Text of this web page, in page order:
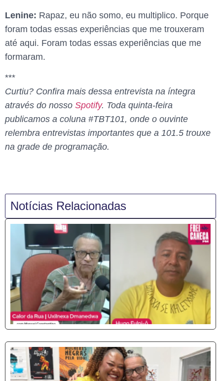
Lenine: Rapaz, eu não somo, eu multiplico. Porque
foram todas essas experiências que me trouxeram
até aqui. Foram todas essas experiências que me
formaram.
***
Curtiu? Confira mais dessa entrevista na íntegra
através do nosso Spotify. Toda quinta-feira
publicamos a coluna #TBT101, onde o ouvinte
relembra entrevistas importantes que a 101.5 trouxe
na grade de programação.
Notícias Relacionadas